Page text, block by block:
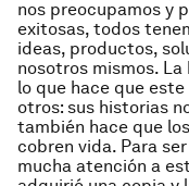
nos preocupamos y
exitosas, todos
ideas, productos,
nosotros mismos.
lo que hace que
otros: sus historias
también hace que
cobren vida. Para
mucha atención a